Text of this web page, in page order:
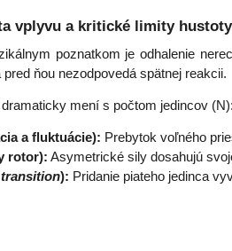
vplyvu a kritické limity hustoty
poznatkom je odhalenie
ňou nezodpovedá spätnej reakcii.
mení s počtom jedincov (N):
a fluktuácie): Prebytok voľného
rotor): Asymetrické sily dosahujú
): Pridanie piateho jedinca